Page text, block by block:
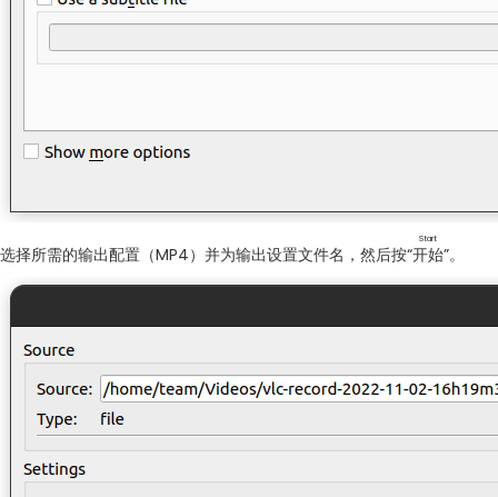
选择所需的输出配置（MP4）并为输出设置文件名，然后按“开始
Start
”。